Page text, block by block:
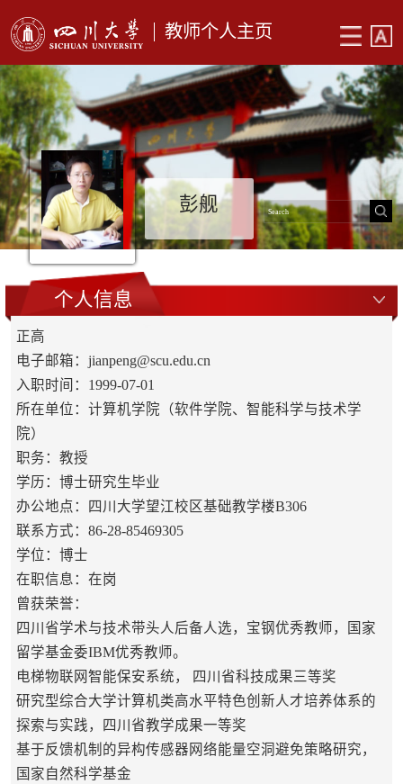
教师个人主页
彭舰
个人信息
正高
电子邮箱： jianpeng@scu.edu.cn
入职时间：1999-07-01
所在单位：计算机学院（软件学院、智能科学与技术学
院）
职务：教授
学历：博士研究生毕业
办公地点：四川大学望江校区基础教学楼B306
联系方式：86-28-85469305
学位：博士
在职信息：在岗
曾获荣誉：
四川省学术与技术带头人后备人选，宝钢优秀教师，国家
留学基金委IBM优秀教师。
电梯物联网智能保安系统， 四川省科技成果三等奖
研究型综合大学计算机类高水平特色创新人才培养体系的
探索与实践，四川省教学成果一等奖
基于反馈机制的异构传感器网络能量空洞避免策略研究，
国家自然科学基金